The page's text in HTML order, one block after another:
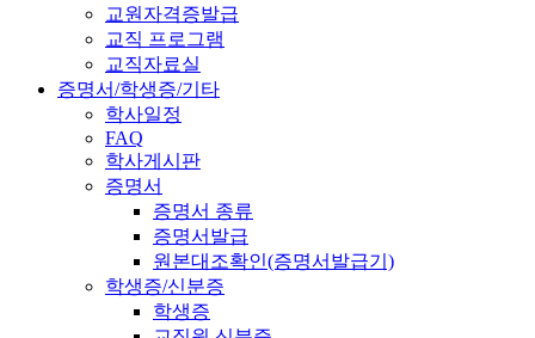
교원자격증발급
교직 프로그램
교직자료실
증명서/학생증/기타
학사일정
FAQ
학사게시판
증명서
증명서 종류
증명서발급
원본대조확인(증명서발급기)
학생증/신분증
학생증